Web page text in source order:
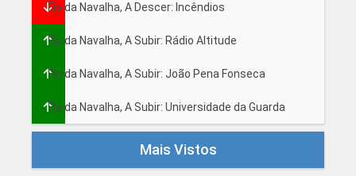
Fio da Navalha, A Descer: Incêndios
Fio da Navalha, A Subir: Rádio Altitude
Fio da Navalha, A Subir: João Pena Fonseca
Fio da Navalha, A Subir: Universidade da Guarda
Mais Vistos